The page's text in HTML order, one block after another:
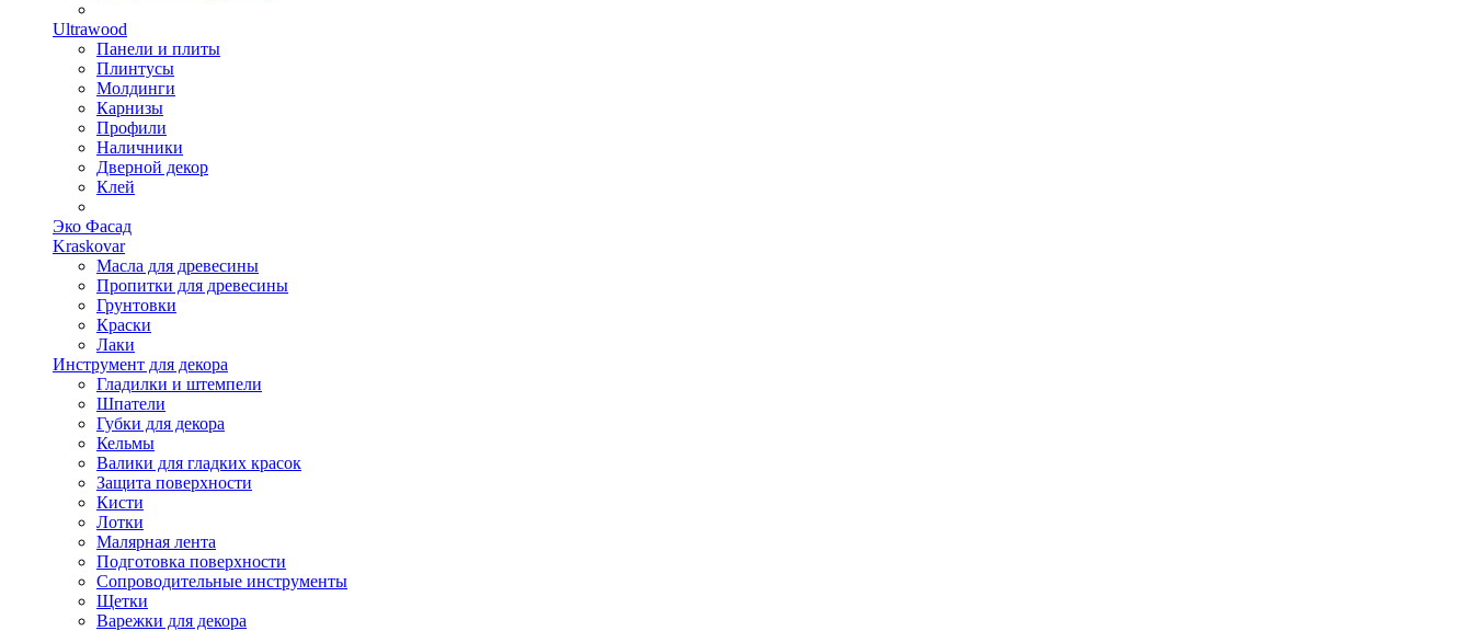
Ultrawood
Панели и плиты
Плинтусы
Молдинги
Карнизы
Профили
Наличники
Дверной декор
Клей
Эко Фасад
Kraskovar
Масла для древесины
Пропитки для древесины
Грунтовки
Краски
Лаки
Инструмент для декора
Гладилки и штемпели
Шпатели
Губки для декора
Кельмы
Валики для гладких красок
Защита поверхности
Кисти
Лотки
Малярная лента
Подготовка поверхности
Сопроводительные инструменты
Щетки
Варежки для декора